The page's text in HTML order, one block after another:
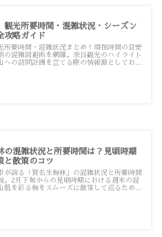
観光所要時間・混雑状況・シーズン
攻略ガイド
所要時間・混雑状況まとめ！滞在時間の目安
の混雑回避術を網羅。奈良観光のハイライト
への訪問計画を立てる際の情報源としてお使
の混雑状況と所要時間は？見頃時期
と散策のコツ
が誇る「賀名生梅林」の混雑状況と所要時間
。2月下旬からの見頃時期における週末の混
肌を彩る梅をスムーズに散策して巡るための